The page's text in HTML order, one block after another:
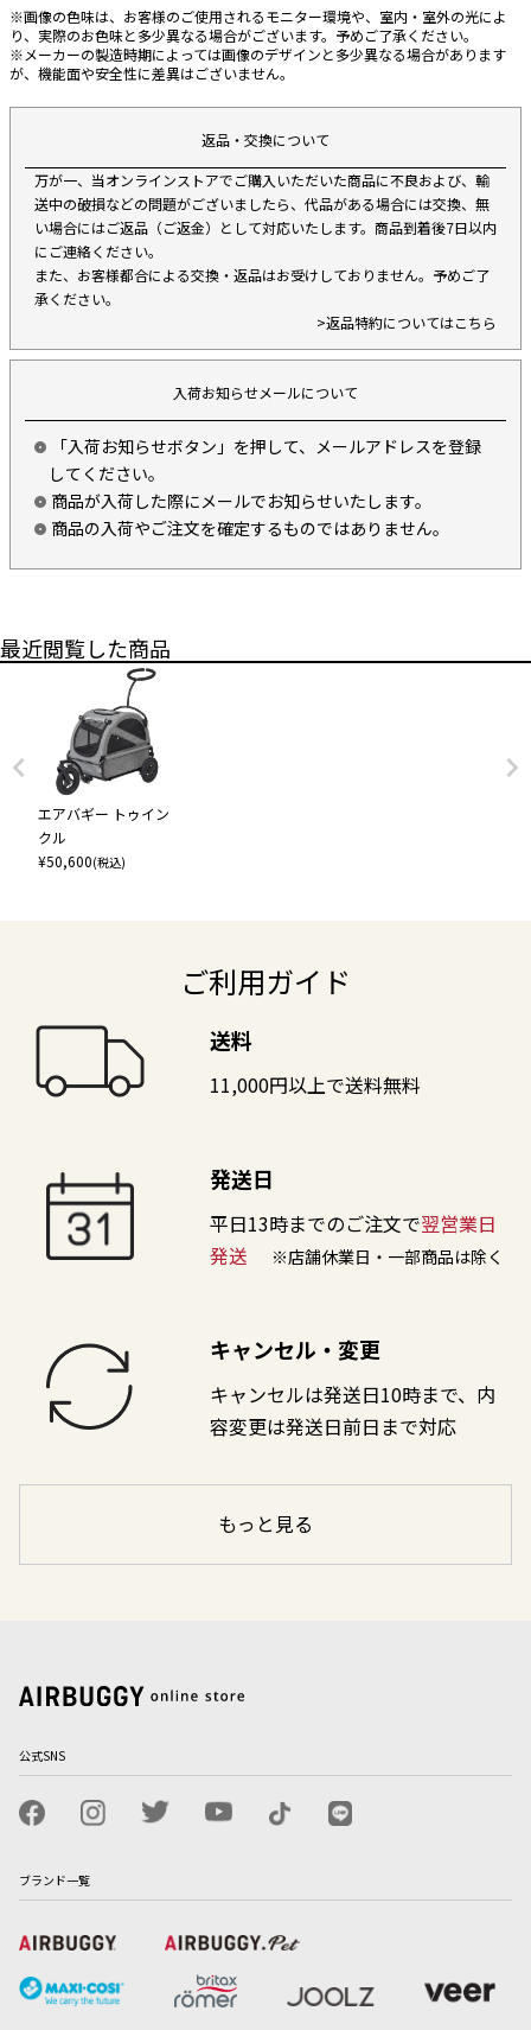
※画像の色味は、お客様のご使用されるモニター環境や、室内・室外の光によ
り、実際のお色味と多少異なる場合がございます。予めご了承ください。
※メーカーの製造時期によっては画像のデザインと多少異なる場合があります
が、機能面や安全性に差異はございません。
返品・交換について
万が一、当オンラインストアでご購入いただいた商品に不良および、輸
送中の破損などの問題がございましたら、代品がある場合には交換、無
い場合にはご返品（ご返金）として対応いたします。商品到着後7日以内
にご連絡ください。
また、お客様都合による交換・返品はお受けしておりません。予めご了
承ください。
>返品特約についてはこちら
入荷お知らせメールについて
「入荷お知らせボタン」を押して、メールアドレスを登録
してください。
商品が入荷した際にメールでお知らせいたします。
商品の入荷やご注文を確定するものではありません。
最近閲覧した商品
エアバギー トゥイン
クル
¥50,600(税込)
ご利用ガイド
送料
11,000円以上で送料無料
発送日
平日13時までのご注文で翌営業日
発送
※店舗休業日・一部商品は除く
キャンセル・変更
キャンセルは発送日10時まで、内
容変更は発送日前日まで対応
もっと見る
公式SNS
ブランド一覧